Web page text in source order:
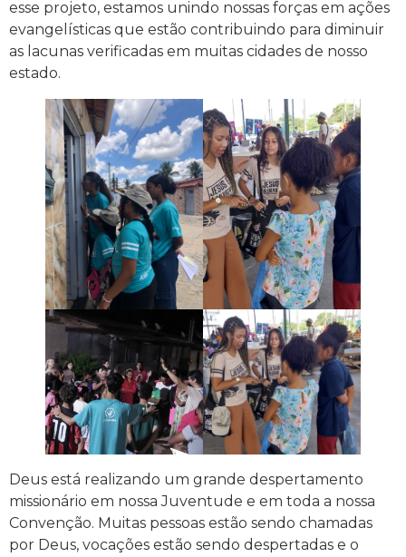
esse projeto, estamos unindo nossas forças em ações
evangelísticas que estão contribuindo para diminuir
as lacunas verificadas em muitas cidades de nosso
estado.
Deus está realizando um grande despertamento
missionário em nossa Juventude e em toda a nossa
Convenção. Muitas pessoas estão sendo chamadas
por Deus, vocações estão sendo despertadas e o